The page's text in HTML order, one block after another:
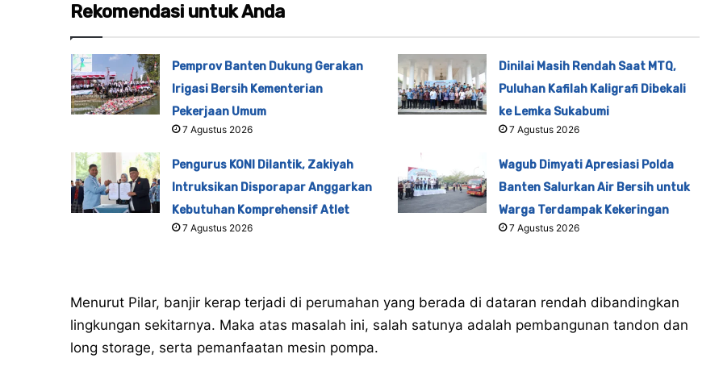
Rekomendasi untuk Anda
Pemprov Banten Dukung Gerakan
Irigasi Bersih Kementerian
Pekerjaan Umum
7 Agustus 2026
Dinilai Masih Rendah Saat MTQ,
Puluhan Kafilah Kaligrafi Dibekali
ke Lemka Sukabumi
7 Agustus 2026
Pengurus KONI Dilantik, Zakiyah
Intruksikan Disporapar Anggarkan
Kebutuhan Komprehensif Atlet
7 Agustus 2026
Wagub Dimyati Apresiasi Polda
Banten Salurkan Air Bersih untuk
Warga Terdampak Kekeringan
7 Agustus 2026
Menurut Pilar, banjir kerap terjadi di perumahan yang berada di dataran rendah dibandingkan
lingkungan sekitarnya. Maka atas masalah ini, salah satunya adalah pembangunan tandon dan
long storage, serta pemanfaatan mesin pompa.